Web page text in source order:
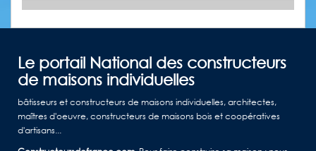
Le portail National des constructeurs
de maisons individuelles
bâtisseurs et constructeurs de maisons individuelles, architectes,
maîtres d'oeuvre, constructeurs de maisons bois et coopératives
d'artisans...